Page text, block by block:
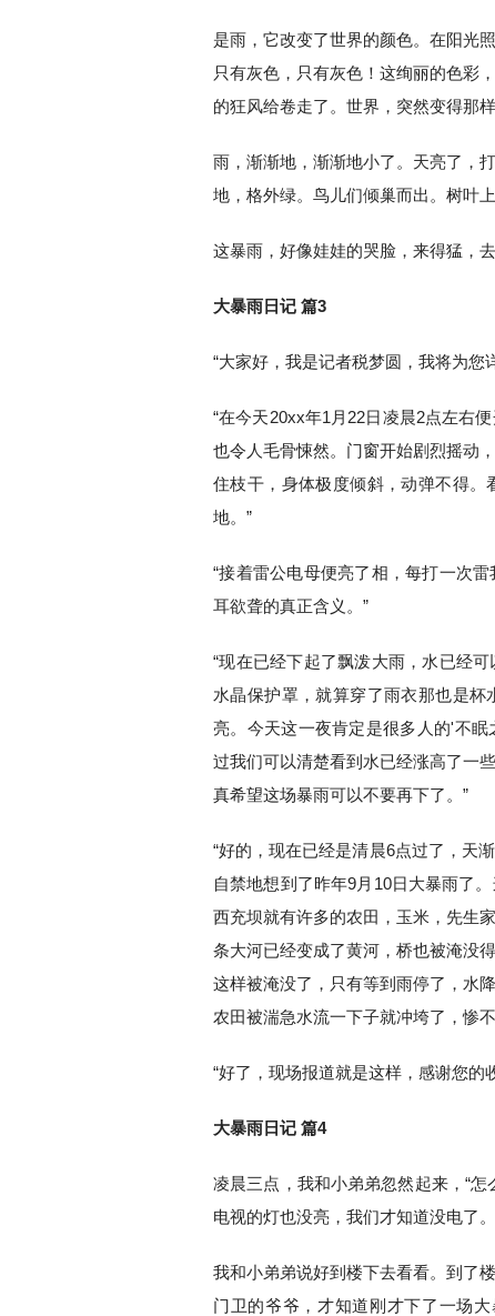
是雨，它改变了世界的颜色。在阳光
只有灰色，只有灰色！这绚丽的色彩
的狂风给卷走了。世界，突然变得那
雨，渐渐地，渐渐地小了。天亮了，
地，格外绿。鸟儿们倾巢而出。树叶
这暴雨，好像娃娃的哭脸，来得猛，去
大暴雨日记 篇3
“大家好，我是记者税梦圆，我将为您
“在今天20xx年1月22日凌晨2点左右
也令人毛骨悚然。门窗开始剧烈摇动
住枝干，身体极度倾斜，动弹不得
地。”
“接着雷公电母便亮了相，每打一次
耳欲聋的真正含义。”
“现在已经下起了飘泼大雨，水已经
水晶保护罩，就算穿了雨衣那也是
亮。今天这一夜肯定是很多人的'不
过我们可以清楚看到水已经涨高了一
真希望这场暴雨可以不要再下了。”
“好的，现在已经是清晨6点过了，天
自禁地想到了昨年9月10日大暴雨了
西充坝就有许多的农田，玉米，先生
条大河已经变成了黄河，桥也被淹没
这样被淹没了，只有等到雨停了，水
农田被湍急水流一下子就冲垮了，惨
“好了，现场报道就是这样，感谢您的
大暴雨日记 篇4
凌晨三点，我和小弟弟忽然起来，“怎
电视的灯也没亮，我们才知道没电了
我和小弟弟说好到楼下去看看。到了
门卫的爷爷，才知道刚才下了一场